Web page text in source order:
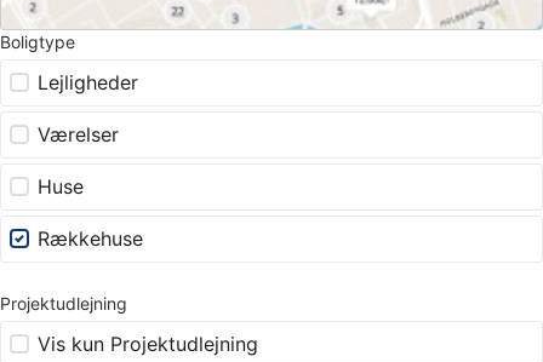
Boligtype
Lejligheder
Værelser
Huse
Rækkehuse
Projektudlejning
Vis kun Projektudlejning